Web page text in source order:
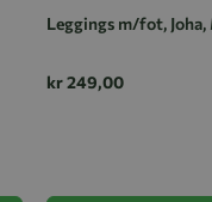
Leggings m/fot,
kr 249,00